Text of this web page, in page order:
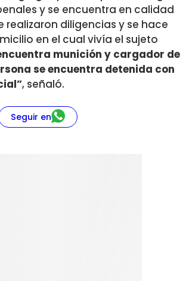
y se encuentra en calidad
realizaron diligencias y se hace
en el cual vivía el sujeto
munición y cargador de
se encuentra detenida con
, señaló.
Seguir en